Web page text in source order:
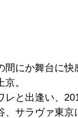
間にか舞台に
。
レと出逢い、
、サラヴァ東